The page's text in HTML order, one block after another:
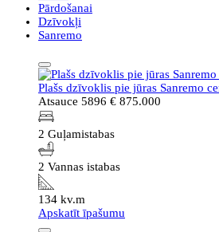
Pārdošanai
Dzīvokļi
Sanremo
Plašs dzīvoklis pie jūras Sanremo
Atsauce 5896 € 875.000
2 Guļamistabas
2 Vannas istabas
134 kv.m
Apskatīt īpašumu